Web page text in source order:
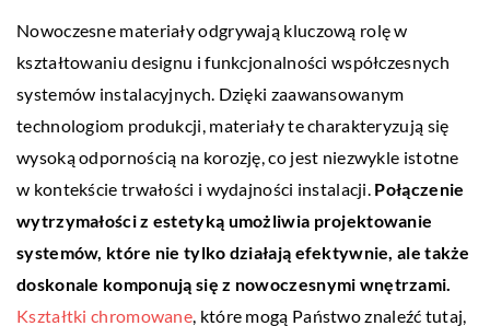
Nowoczesne materiały odgrywają kluczową rolę w
kształtowaniu designu i funkcjonalności współczesnych
systemów instalacyjnych. Dzięki zaawansowanym
technologiom produkcji, materiały te charakteryzują się
wysoką odpornością na korozję, co jest niezwykle istotne
w kontekście trwałości i wydajności instalacji. Połączenie
wytrzymałości z estetyką umożliwia projektowanie
systemów, które nie tylko działają efektywnie, ale także
doskonale komponują się z nowoczesnymi wnętrzami.
Kształtki chromowane, które mogą Państwo znaleźć tutaj,